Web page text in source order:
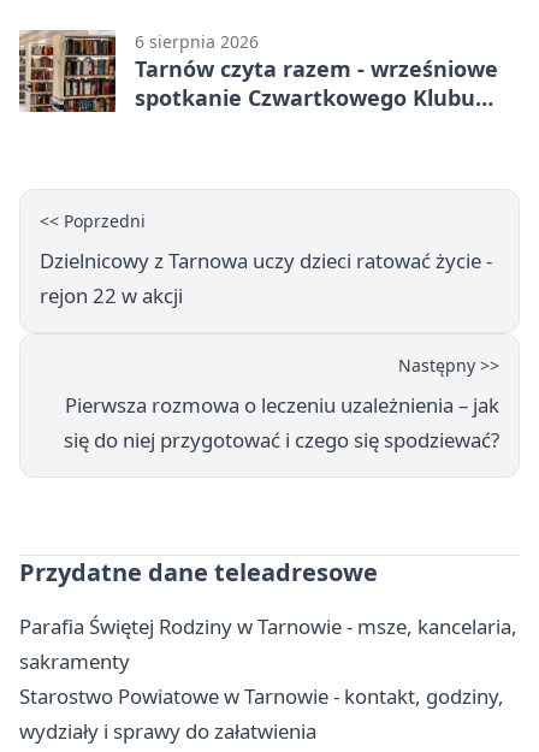
6 sierpnia 2026
Tarnów czyta razem - wrześniowe
spotkanie Czwartkowego Klubu
<< Poprzedni
Dzielnicowy z Tarnowa uczy dzieci ratować życie -
rejon 22 w akcji
Następny >>
Pierwsza rozmowa o leczeniu uzależnienia – jak
się do niej przygotować i czego się spodziewać?
Przydatne dane teleadresowe
Parafia Świętej Rodziny w Tarnowie - msze, kancelaria,
sakramenty
Starostwo Powiatowe w Tarnowie - kontakt, godziny,
wydziały i sprawy do załatwienia